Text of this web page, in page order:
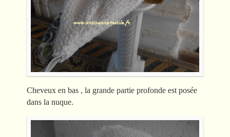
Cheveux en bas , la grande partie profonde est posée
dans la nuque.